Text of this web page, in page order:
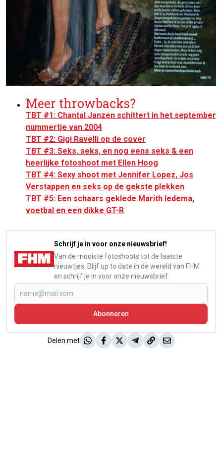
Meer throwbacks?
TBT #1: Chantal Janzen schittert in het september
nummertje van 2004
TBT #2: Gigi Ravelli op de cover
TBT #3: Seks, seks, en nog eens seks & een
heerlijke fotoshoot met Ellen Hoog
TBT #4: Sexy shoot met Jennifer Lopez, Jos
Verstappen en seks op de gekste plekken
TBT #5: Een schaars geklede Marith Iedema,
voetbal en een dikke GT-R
Schrijf je in voor onze nieuwsbrief!
Van de mooiste fotoshoots tot de laatste
nieuwtjes. Blijf up to date in de wereld van FHM
en schrijf je in voor onze nieuwsbrief.
Abonneren
Delen met